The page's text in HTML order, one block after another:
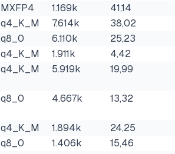
MXFP4 1.169k
41,14
q4_K_M 7.614k
38,02
q8_0 6.110k
25,23
q4_K_M 1.911k
4,42
q4_K_M 5.919k 19,99
q8_0 4.667k 13,32
q4_K_M 1.894k
24,25
q8_0 1.406k
15,46